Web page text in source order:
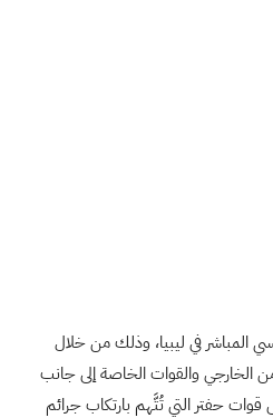
المباشر في ليبيا، وذلك من خلال
الخارجي والقوات الخاصة إلى جانب
حفتر التي تُتَّهم بارتكاب جرائم